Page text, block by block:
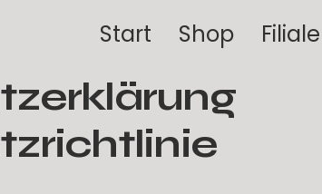
Start Shop